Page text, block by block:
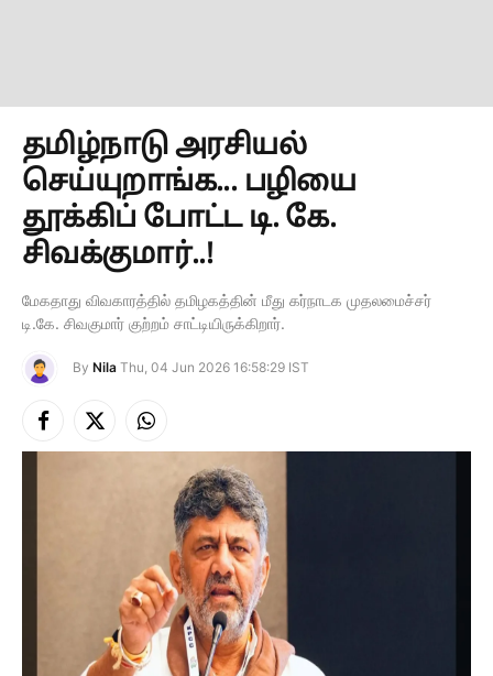
தமிழ்நாடு அரசியல்
செய்யுறாங்க... பழியை
தூக்கிப் போட்ட டி. கே.
சிவக்குமார்..!
மேகதாது விவகாரத்தில் தமிழகத்தின் மீது கர்நாடக முதலமைச்சர்
டி.கே. சிவகுமார் குற்றம் சாட்டியிருக்கிறார்.
By Nila Thu, 04 Jun 2026 16:58:29 IST
Facebook
X
(Twitter)
Instagram